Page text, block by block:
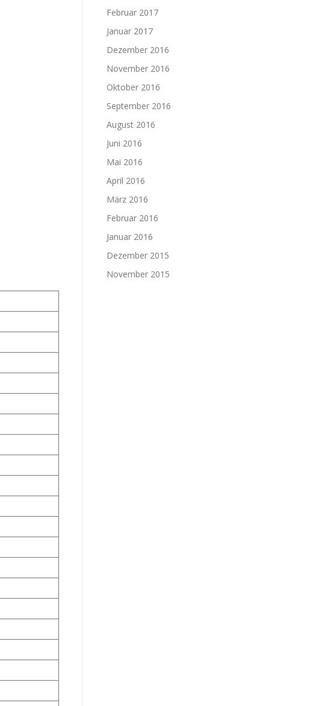
Februar 2017
Januar 2017
Dezember 2016
November 2016
Oktober 2016
September 2016
August 2016
Juni 2016
Mai 2016
April 2016
März 2016
Februar 2016
Januar 2016
Dezember 2015
November 2015